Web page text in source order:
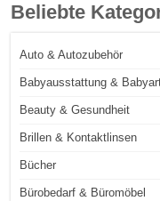
Beliebte
Auto & Autozubehör
Babyausstattung &
Beauty & Gesundheit
Brillen & Kontaktlinsen
Bücher
Bürobedarf & Büromöbel